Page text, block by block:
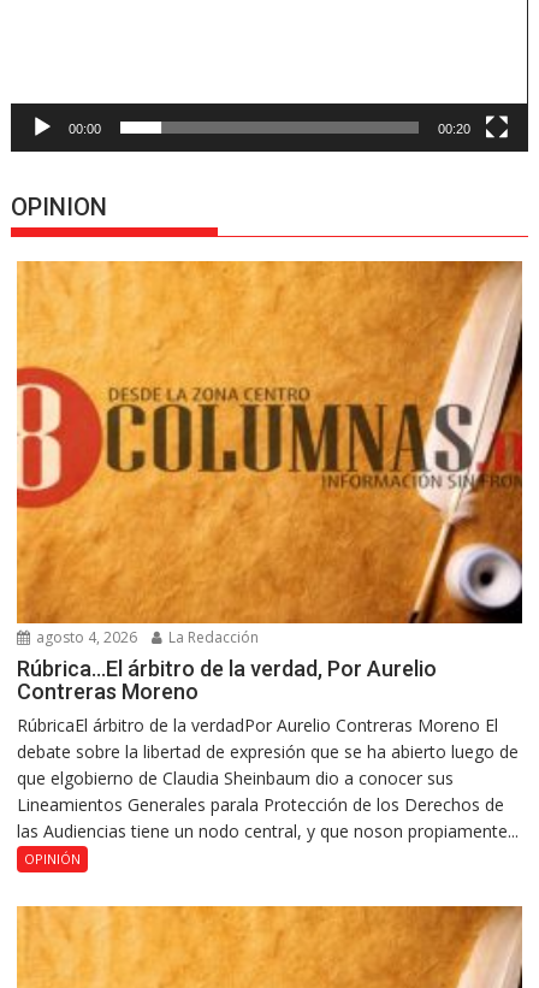
00:00 00:20
OPINION
agosto 4, 2026 La Redacción
Rúbrica…El árbitro de la verdad, Por Aurelio
Contreras Moreno
RúbricaEl árbitro de la verdadPor Aurelio Contreras Moreno El
debate sobre la libertad de expresión que se ha abierto luego de
que elgobierno de Claudia Sheinbaum dio a conocer sus
Lineamientos Generales parala Protección de los Derechos de
las Audiencias tiene un nodo central, y que noson propiamente...
OPINIÓN